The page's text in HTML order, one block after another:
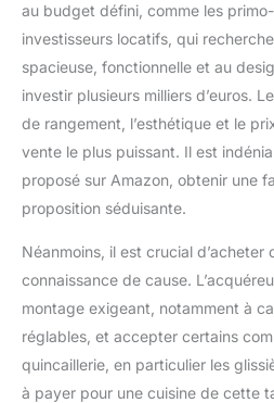
au budget défini, comme les
investisseurs locatifs, qui
spacieuse, fonctionnelle et au
investir plusieurs milliers d’euros.
de rangement, l’esthétique et le
vente le plus puissant. Il est
proposé sur Amazon, obtenir une
proposition séduisante.
Néanmoins, il est crucial
connaissance de cause.
montage exigeant, notamment à
réglables, et accepter certains
quincaillerie, en particulier les
à payer pour une cuisine de cette